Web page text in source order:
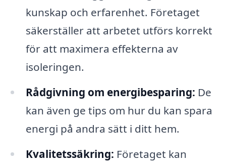
kunskap och erfarenhet. Företaget
säkerställer att arbetet utförs korrekt
för att maximera effekterna av
isoleringen.
Rådgivning om energibesparing: De
kan även ge tips om hur du kan spara
energi på andra sätt i ditt hem.
Kvalitetssäkring: Företaget kan